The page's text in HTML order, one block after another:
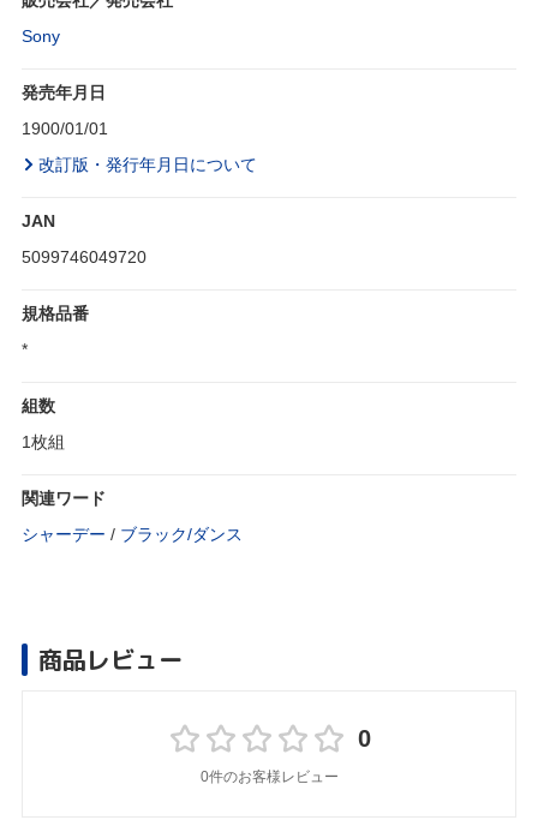
Sony
発売年月日
1900/01/01
改訂版・発行年月日について
JAN
5099746049720
規格品番
*
組数
1枚組
関連ワード
シャーデー / ブラック/ダンス
商品レビュー
0
0件のお客様レビュー